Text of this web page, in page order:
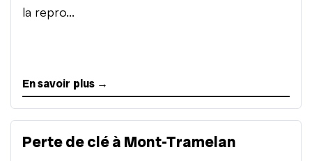
la repro...
En savoir plus →
Perte de clé à Mont-Tramelan